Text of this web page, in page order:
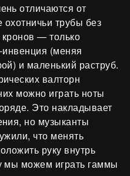
отличаются от
трубы без
— только
инвенция (меняя
и маленький раструб.
валторн
можно играть ноты
Это накладывает
но музыканты
что менять
руку внутрь
мы можем играть гаммы